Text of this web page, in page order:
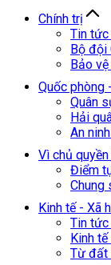
Chính trị
Tin
Bộ đội
Bảo
Quốc phòng
Quân
Hải
An
Vì chủ
Điểm
Chung
Kinh tế - Xã
Tin
Kinh
Từ đất